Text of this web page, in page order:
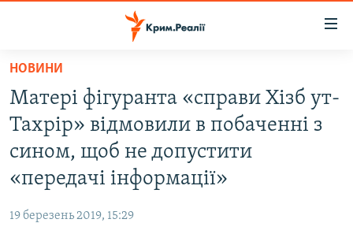
Перейти
основного
матеріалу
Перейти
до
основної
Перейти
ВОДА.КРИМ
ВІДЕО ТА ФОТО
ПОГЛЯД
НОВИНИ
Матері фігуранта «справи Хізб ут-
Тахрір» відмовили в побаченні з
сином, щоб не допустити
«передачі інформації»
19 березень 2019, 15:29